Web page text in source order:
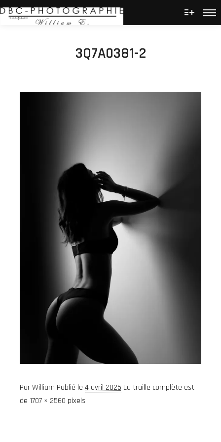
Plus
3Q7A0381-2
ParWilliam Publié le 4 avril 2025 La traille complète est
de 1707 × 2560 pixels